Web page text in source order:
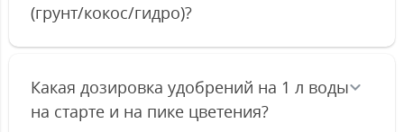
(грунт/кокос/гидро)?
Какая дозировка удобрений на 1 л воды
на старте и на пике цветения?